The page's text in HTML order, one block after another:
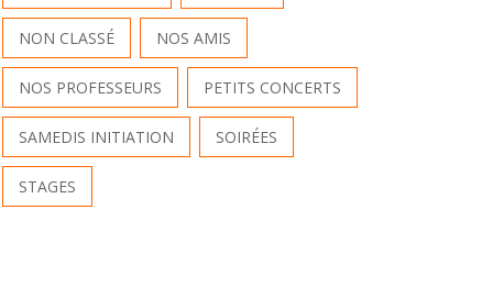
NON CLASSÉ NOS AMIS
NOS PROFESSEURS PETITS CONCERTS
SAMEDIS INITIATION SOIRÉES
STAGES